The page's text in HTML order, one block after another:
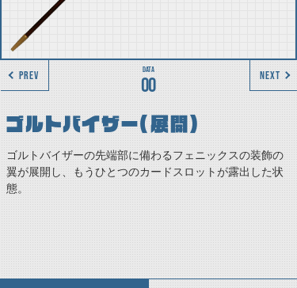
00
PREV NEXT
ゴルトバイザー（展開）
ゴルトバイザーの先端部に備わるフェニックスの装飾の
翼が展開し、もうひとつのカードスロットが露出した状
態。